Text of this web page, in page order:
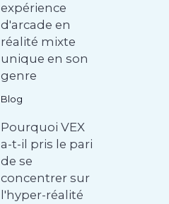
expérience
d'arcade en
réalité mixte
unique en son
genre
Blog
Pourquoi VEX
a-t-il pris le pari
de se
concentrer sur
l'hyper-réalité